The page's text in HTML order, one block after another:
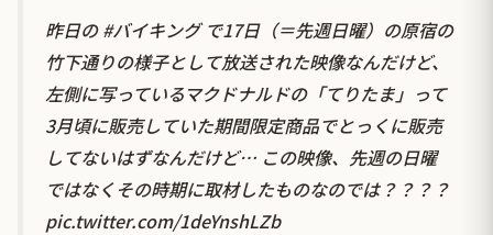
昨日の#バイキングで17日（＝先週日曜）の原宿の
竹下通りの様子として放送された映像なんだけど、
左側に写っているマクドナルドの「てりたま」って
3月頃に販売していた期間限定商品でとっくに販売
してないはずなんだけど… この映像、先週の日曜
ではなくその時期に取材したものなのでは？？？？
pic.twitter.com/1deYnshLZb